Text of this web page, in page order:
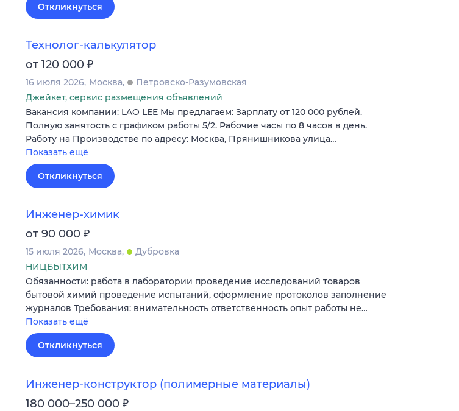
Откликнуться
Технолог-калькулятор
от 120 000 ₽
16 июля 2026 Москва
Петровско-Разумовская
Джейкет, сервис размещения объявлений
Вакансия компании: LAO LEE Мы предлагаем: Зарплату от 120 000 рублей.
Полную занятость с графиком работы 5/2. Рабочие часы по 8 часов в день.
Работу на Производстве по адресу: Москва, Прянишникова улица…
Показать ещё
Откликнуться
Инженер-химик
от 90 000 ₽
15 июля 2026 Москва
Дубровка
НИЦБЫТХИМ
Обязанности: работа в лаборатории проведение исследований товаров
бытовой химий проведение испытаний, оформление протоколов заполнение
журналов Требования: внимательность ответственность опыт работы не…
Показать ещё
Откликнуться
Инженер-конструктор (полимерные материалы)
180 000–250 000 ₽